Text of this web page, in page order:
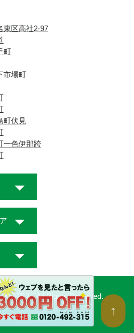
東区高社2-97
町
市場町
町伏見
一色伊那跨
道職人. All Rights Reserved.
↑